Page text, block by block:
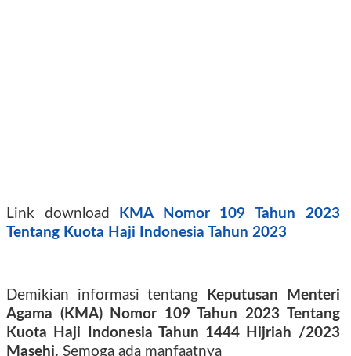
Link download
KMA Nomor 109 Tahun 2023
Tentang Kuota Haji Indonesia Tahun 2023
Demikian informasi tentang
Keputusan Menteri
Agama (KMA) Nomor 109 Tahun 2023 Tentang
Kuota Haji Indonesia Tahun 1444 Hijriah /2023
Masehi. Semoga ada manfaatnya